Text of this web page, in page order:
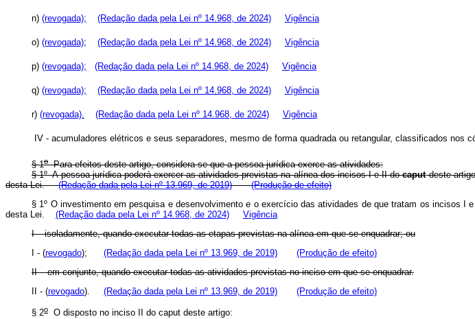
n) (revogada); (Redação dada pela Lei nº 14.968, de 2024) Vigência
o) (revogada); (Redação dada pela Lei nº 14.968, de 2024) Vigência
p) (revogada); (Redação dada pela Lei nº 14.968, de 2024) Vigência
q) (revogada); (Redação dada pela Lei nº 14.968, de 2024) Vigência
r) (revogada). (Redação dada pela Lei nº 14.968, de 2024) Vigência
IV - acumuladores elétricos e seus separadores, mesmo de forma quadrada ou retangular, classificados nos
§ 1oPara efeitos deste artigo, considera-se que a pessoa jurídica exerce as atividades:
§ 1º A pessoa jurídica poderá exercer as atividades previstas na alínea dos incisos I e II docaputdeste
desta Lei.
(Redação dada pela Lei nº 13.969, de 2019)
(Produção de efeito)
§ 1º O investimento em pesquisa e desenvolvimento e o exercício das atividades de que tratam os incisos I
desta Lei. (Redação dada pela Lei nº 14.968, de 2024)
Vigência
I – isoladamente, quando executar todas as etapas previstas na alínea em que se enquadrar; ou
I - (revogado); (Redação dada pela Lei nº 13.969, de 2019)
(Produção de efeito)
II – em conjunto, quando executar todas as atividades previstas no inciso em que se enquadrar.
II - (revogado). (Redação dada pela Lei nº 13.969, de 2019) (Produção de efeito)
§ 2o O disposto no inciso II do caput deste artigo: